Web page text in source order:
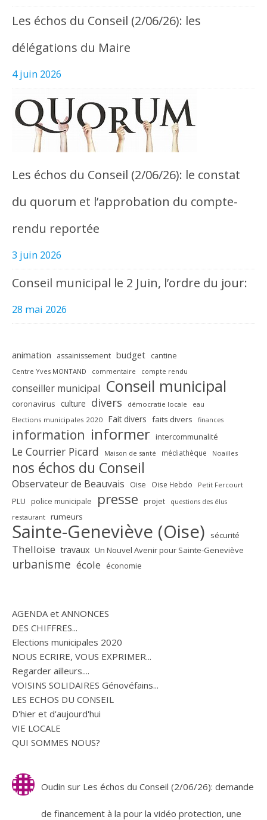
Les échos du Conseil (2/06/26): les
délégations du Maire
4 juin 2026
Les échos du Conseil (2/06/26): le constat
du quorum et l’approbation du compte-
rendu reportée
3 juin 2026
Conseil municipal le 2 Juin, l’ordre du jour:
28 mai 2026
animation assainissement budget cantine
Centre Yves MONTAND commentaire compte rendu
conseiller municipal Conseil municipal
coronavirus culture divers démocratie locale eau
Elections municipales 2020 Fait divers faits divers finances
information informer intercommunalité
Le Courrier Picard Maison de santé médiathèque Noailles
nos échos du Conseil
Observateur de Beauvais Oise Oise Hebdo Petit Fercourt
PLU police municipale presse projet questions des élus
restaurant rumeurs
Sainte-Geneviève (Oise) sécurité
Thelloise travaux Un Nouvel Avenir pour Sainte-Geneviève
urbanisme école économie
AGENDA et ANNONCES
DES CHIFFRES...
Elections municipales 2020
NOUS ECRIRE, VOUS EXPRIMER...
Regarder ailleurs....
VOISINS SOLIDAIRES Génovéfains...
LES ECHOS DU CONSEIL
D'hier et d'aujourd'hui
VIE LOCALE
QUI SOMMES NOUS?
Oudin sur Les échos du Conseil (2/06/26): demande
de financement à la pour la vidéo protection, une